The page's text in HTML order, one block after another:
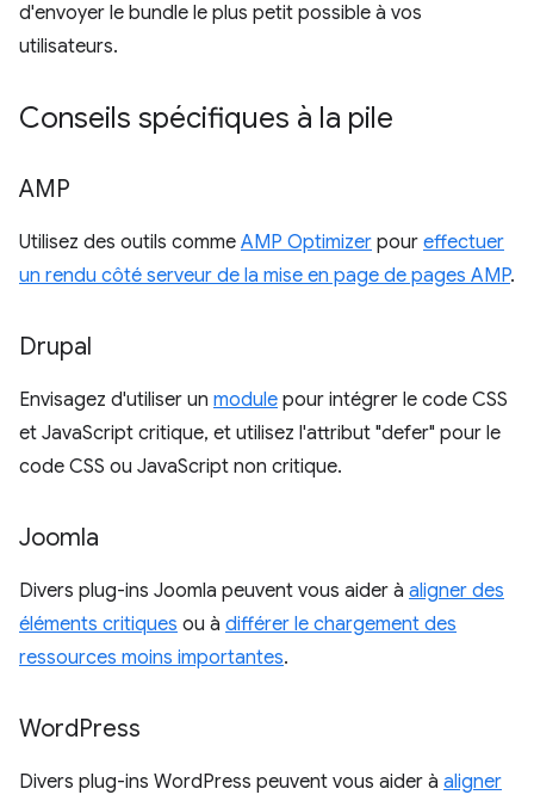
d'envoyer le bundle le plus petit possible à vos
utilisateurs.
Conseils spécifiques à la pile
AMP
Utilisez des outils comme AMP Optimizer pour effectuer
un rendu côté serveur de la mise en page de pages AMP.
Drupal
Envisagez d'utiliser un module pour intégrer le code CSS
et JavaScript critique, et utilisez l'attribut "defer" pour le
code CSS ou JavaScript non critique.
Joomla
Divers plug-ins Joomla peuvent vous aider à aligner des
éléments critiques ou à différer le chargement des
ressources moins importantes.
WordPress
Divers plug-ins WordPress peuvent vous aider à aligner